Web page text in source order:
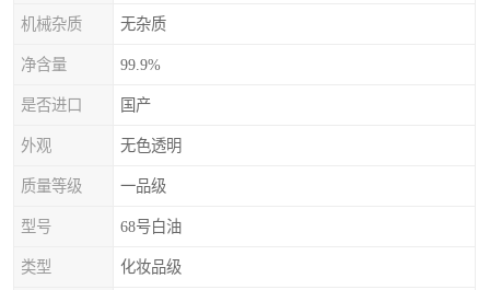
机械杂质 无杂质
净含量 99.9%
是否进口 国产
外观 无色透明
质量等级 一品级
型号 68号白油
类型 化妆品级